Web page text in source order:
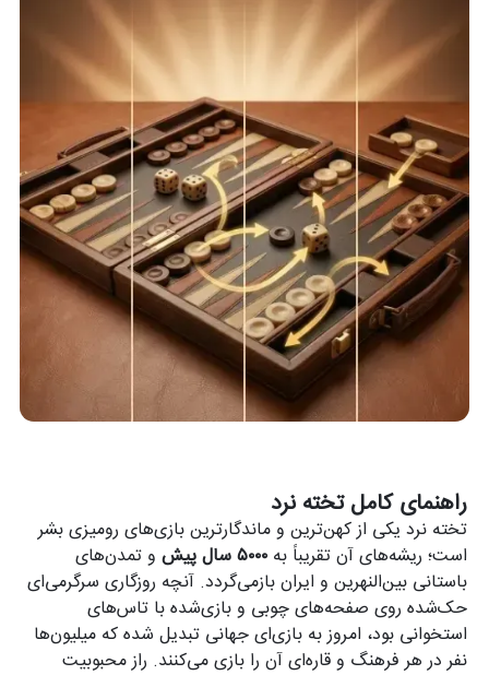
راهنمای کامل تخته نرد
تخته نرد یکی از کهن‌ترین و ماندگارترین بازی‌های رومیزی بشر
است؛ ریشه‌های آن تقریباً به ۵۰۰۰ سال پیش
و تمدن‌های
باستانی بین‌النهرین و ایران بازمی‌گردد. آنچه روزگاری سرگرمی‌ای
حک‌شده روی صفحه‌های چوبی و بازی‌شده با تاس‌های
استخوانی بود، امروز به بازی‌ای جهانی تبدیل شده که میلیون‌ها
نفر در هر فرهنگ و قاره‌ای آن را بازی می‌کنند. راز محبوبیت